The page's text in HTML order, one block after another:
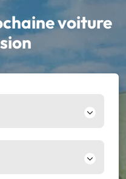
voiture